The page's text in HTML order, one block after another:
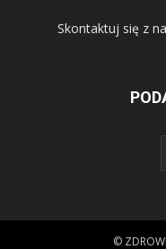
Skontaktuj się z
©